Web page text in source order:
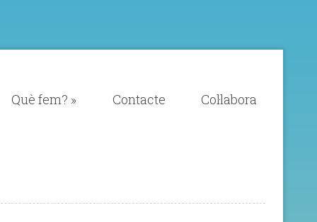
Què fem? » Contacte Col·labora